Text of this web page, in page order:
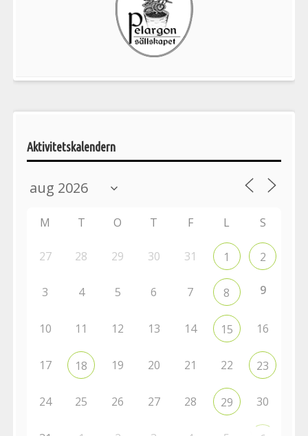
Pelargonsällskapets
Aktivitetskalendern
M T O T F L S
27 28 29 30 31 1 2
3 4 5 6 7 8 9
10 11 12 13 14 15 16
17 18 19 20 21 22 23
24 25 26 27 28 29 30